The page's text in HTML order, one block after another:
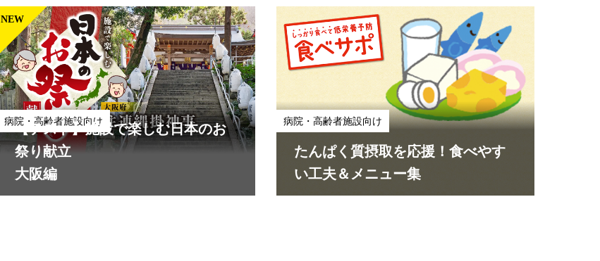
病院・高齢者施設向け
【テスト】施設で楽しむ日本のお
祭り献立
大阪編
NEW
病院・高齢者施設向け
たんぱく質摂取を応援！食べやす
い工夫＆メニュー集